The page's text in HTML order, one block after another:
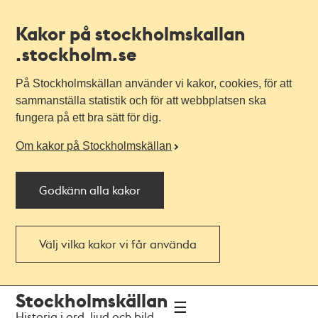
Kakor på stockholmskallan
.stockholm.se
På Stockholmskällan använder vi kakor, cookies, för att
sammanställa statistik och för att webbplatsen ska
fungera på ett bra sätt för dig.
Om kakor på Stockholmskällan
Godkänn alla kakor
Välj vilka kakor vi får använda
navigationen
huvudinnehållet
Stockholmskällan